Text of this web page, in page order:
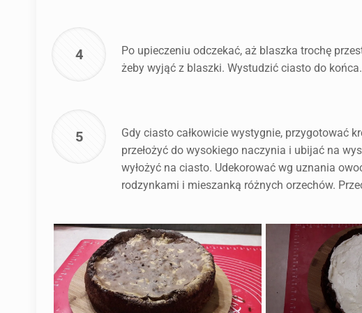
4
Po upieczeniu odczekać, aż blaszka trochę
żeby wyjąć z blaszki. Wystudzić ciasto do końca.
5
Gdy ciasto całkowicie wystygnie, przygotować
przełożyć do wysokiego naczynia i ubijać na
wyłożyć na ciasto. Udekorować wg uznania
rodzynkami i mieszanką różnych orzechów.